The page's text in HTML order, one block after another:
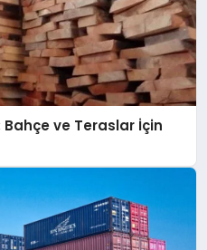
ve Teraslar İçin